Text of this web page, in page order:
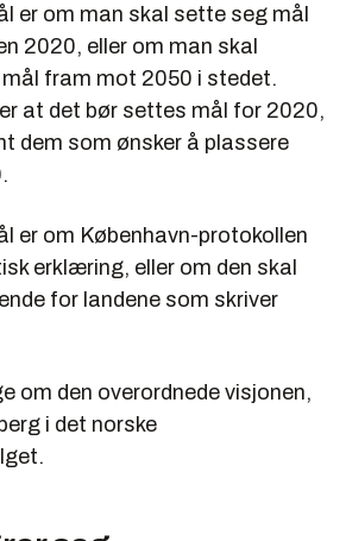
er om man skal sette seg mål
2020, eller om man skal
fram mot 2050 i stedet.
at det bør settes mål for 2020,
dem som ønsker å plassere
er om København-protokollen
erklæring, eller om den skal
for landene som skriver
om den overordnede visjonen,
i det norske